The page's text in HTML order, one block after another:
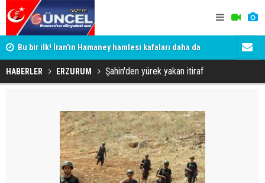
Bu bir ilk! İran'ın Hamaney hamlesi kafaları daha da
karıştırdı
HABERLER ERZURUM Şahin'den yürek yakan itiraf